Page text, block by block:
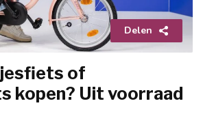
Delen
of
kopen? Uit voorraad